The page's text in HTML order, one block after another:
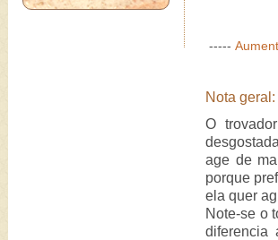
-----
Nota geral:
O
age de
porque
ela quer
Note-se o
diferencia